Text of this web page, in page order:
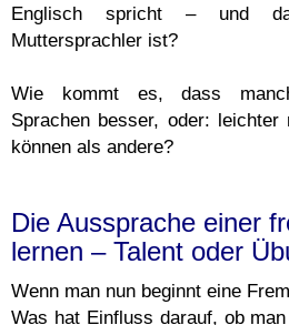
Englisch spricht – und
Muttersprachler ist?
Wie kommt es, dass
Sprachen besser, oder: leichter
können als andere?
Die Aussprache einer
lernen – Talent oder
Wenn man nun beginnt eine
Was hat Einfluss darauf, ob